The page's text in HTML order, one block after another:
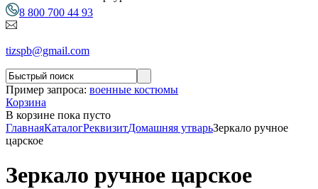
8 800 700 44 93
tizspb@gmail.com
Пример запроса: военные костюмы
Корзина
В корзине пока пусто
ГлавнаяКаталогРеквизитДомашняя утварьЗеркало ручное
царское
Зеркало ручное царское